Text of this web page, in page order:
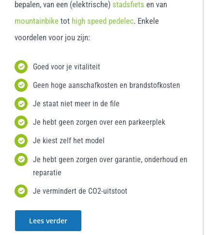
bepalen, van een (elektrische) stadsfiets en van
mountainbiketot high speed pedelec. Enkele
voordelen voor jou zijn:
Goed voor je vitaliteit
Geen hoge aanschafkosten en brandstofkosten
Je staat niet meer in de file
Je hebt geen zorgen over een parkeerplek
Je kiest zelf het model
Je hebt geen zorgen over garantie, onderhoud en
reparatie
Je vermindert de CO2-uitstoot
Lees verder